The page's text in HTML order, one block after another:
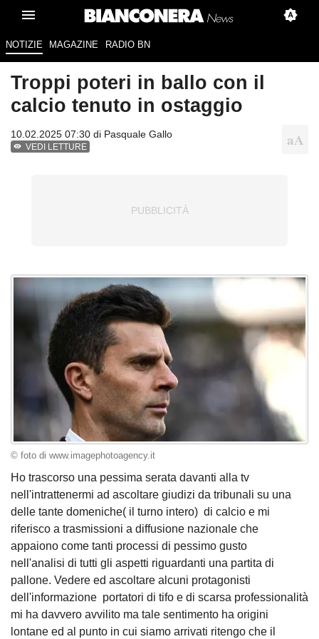
NOTIZIE MAGAZINE RADIO BN
Troppi poteri in ballo con il
calcio tenuto in ostaggio
10.02.2025 07:30 di Pasquale Gallo
VEDI LETTURE
© foto di www.imagephotoagency.it
Ho trascorso una pessima serata davanti alla tv
nell'intrattenermi ad ascoltare giudizi da tribunali su una
delle tante domeniche( il turno intero) di calcio e mi
riferisco a trasmissioni a diffusione nazionale che
appaiono come tanti processi di pessimo gusto
nell'analisi di tutti gli aspetti riguardanti una partita di
pallone. Vedere ed ascoltare alcuni protagonisti
dell'informazione portatori di tifo e di scarsa professionalità
mi ha davvero avvilito ma tale sentimento ha origini
lontane ed al punto in cui siamo arrivati ritengo che il